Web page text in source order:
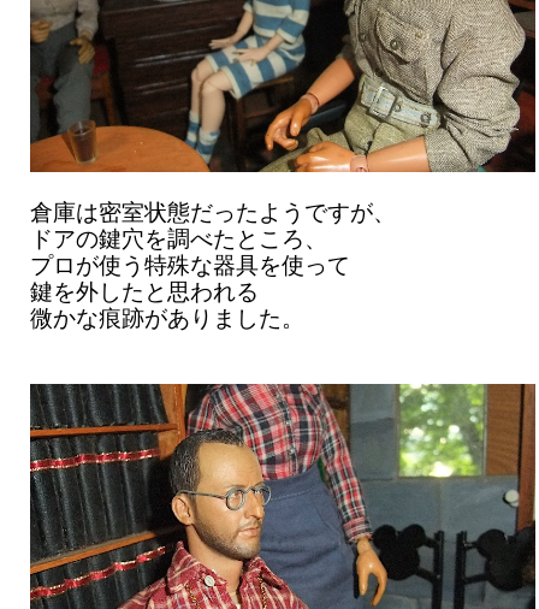
倉庫は密室状態だったようですが、
ドアの鍵穴を調べたところ、
プロが使う特殊な器具を使って
鍵を外したと思われる
微かな痕跡がありました。